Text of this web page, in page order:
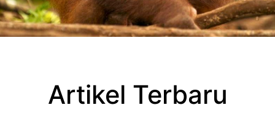
Artikel Terbaru